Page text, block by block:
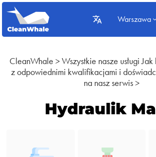
Warszawa
CleanWhale >Wszystkie nasze usługi Jak
z odpowiednimi kwalifikacjami i
na nasz serwis>
Hydraulik